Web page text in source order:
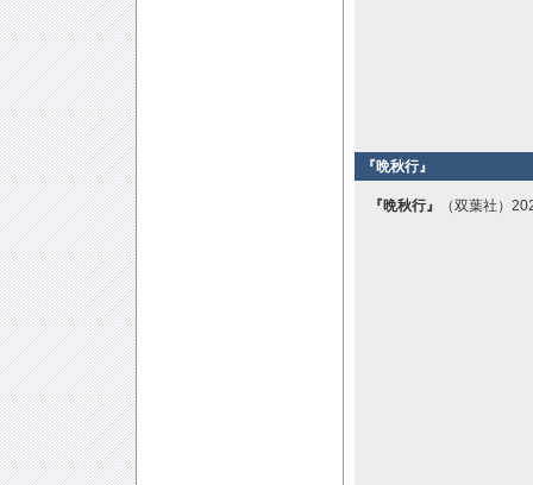
『晩秋行』
『晩秋行』 （双葉社）